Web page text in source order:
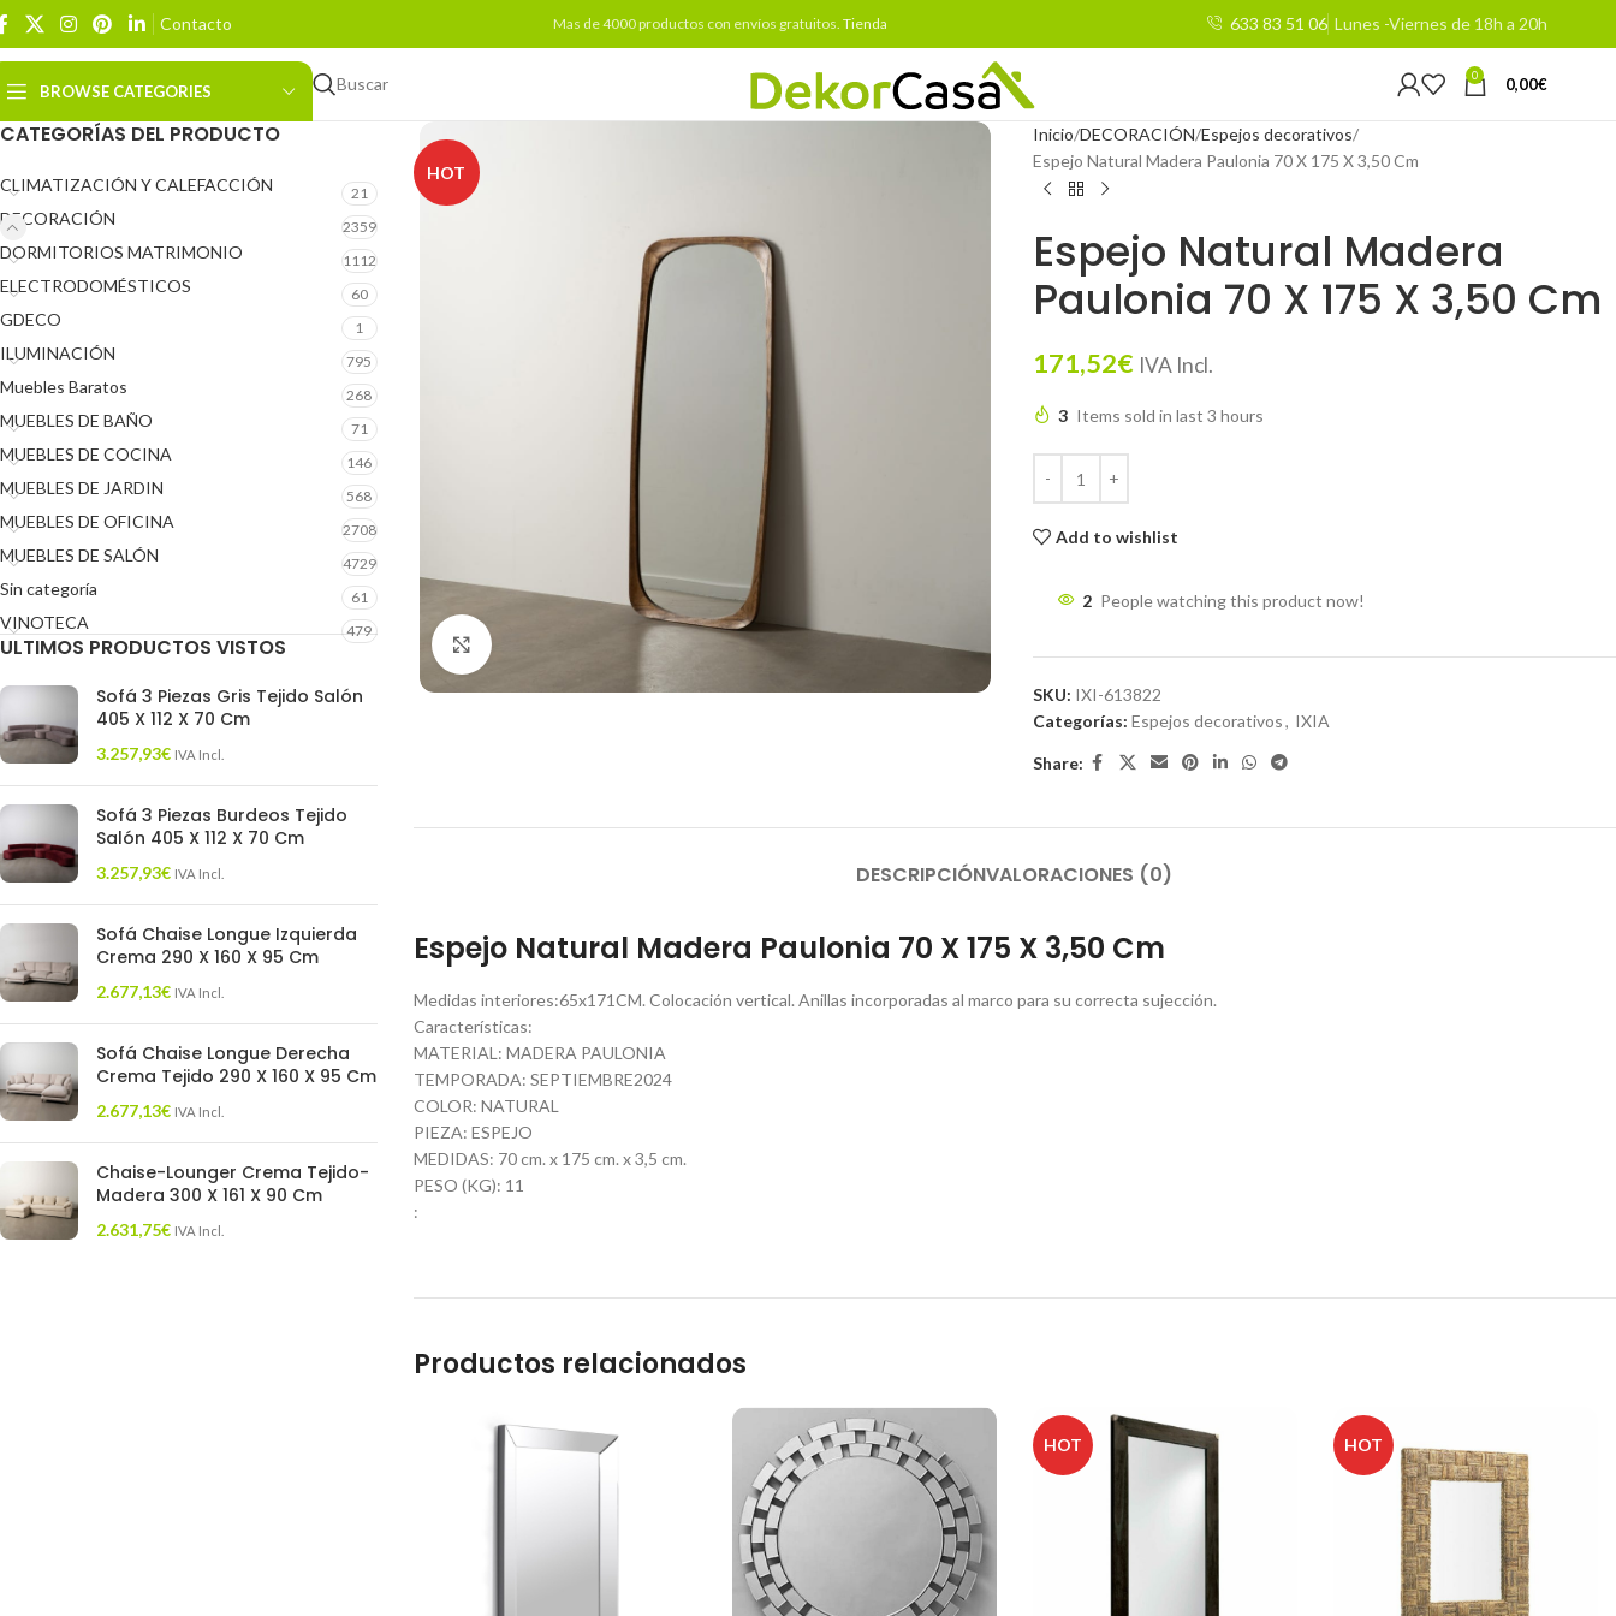
Contacto Mas de 4000 productos con envíos gratuitos. Tienda 633 83 51 06 Lunes -Viernes de 18h a 20h
BROWSE CATEGORIES Buscar 0 0,00€
CATEGORÍAS DEL PRODUCTO
CLIMATIZACIÓN Y CALEFACCIÓN 21
DECORACIÓN 2359
DORMITORIOS MATRIMONIO 1112
ELECTRODOMÉSTICOS 60
GDECO 1
ILUMINACIÓN 795
Muebles Baratos 268
MUEBLES DE BAÑO 71
MUEBLES DE COCINA 146
MUEBLES DE JARDIN 568
MUEBLES DE OFICINA 2708
MUEBLES DE SALÓN 4729
Sin categoría 61
VINOTECA 479
ULTIMOS PRODUCTOS VISTOS
Sofá 3 Piezas Gris Tejido Salón
405 X 112 X 70 Cm
3.257,93€ IVA Incl.
Sofá 3 Piezas Burdeos Tejido
Salón 405 X 112 X 70 Cm
3.257,93€ IVA Incl.
Sofá Chaise Longue Izquierda
Crema 290 X 160 X 95 Cm
2.677,13€ IVA Incl.
Sofá Chaise Longue Derecha
Crema Tejido 290 X 160 X 95 Cm
2.677,13€ IVA Incl.
Chaise-Lounger Crema Tejido-
Madera 300 X 161 X 90 Cm
2.631,75€ IVA Incl.
HOT
Click to enlarge
Inicio DECORACIÓN Espejos decorativos
Espejo Natural Madera Paulonia 70 X 175 X 3,50 Cm
Espejo Natural Madera
Paulonia 70 X 175 X 3,50 Cm
171,52€ IVA Incl.
3 Items sold in last 3 hours
Add to wishlist
2 People watching this product now!
SKU: IXI-613822
Categorías: Espejos decorativos, IXIA
Share:
DESCRIPCIÓNVALORACIONES (0)
Espejo Natural Madera Paulonia 70 X 175 X 3,50 Cm
Medidas interiores:65x171CM. Colocación vertical. Anillas incorporadas al marco para su correcta sujección.
Características:
MATERIAL: MADERA PAULONIA
TEMPORADA: SEPTIEMBRE2024
COLOR: NATURAL
PIEZA: ESPEJO
MEDIDAS: 70 cm. x 175 cm. x 3,5 cm.
PESO (KG): 11
:
Productos relacionados
HOT HOT